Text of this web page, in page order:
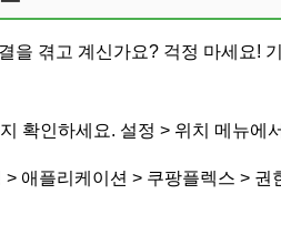
을 겪고 계신가요? 걱정 마세요!
확인하세요. 설정 > 위치 메뉴에
애플리케이션 > 쿠팡플렉스 >